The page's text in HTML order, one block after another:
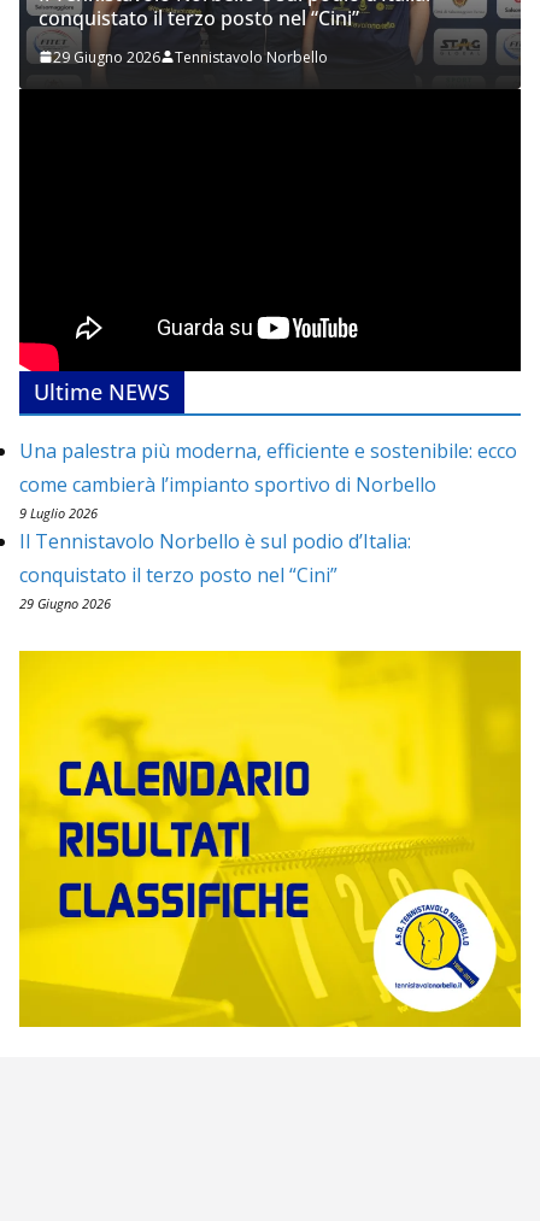
conquistato il terzo posto nel “Cini”
29 Giugno 2026 Tennistavolo Norbello
Ultime NEWS
Una palestra più moderna, efficiente e sostenibile: ecco
come cambierà l’impianto sportivo di Norbello
9 Luglio 2026
Il Tennistavolo Norbello è sul podio d’Italia:
conquistato il terzo posto nel “Cini”
29 Giugno 2026